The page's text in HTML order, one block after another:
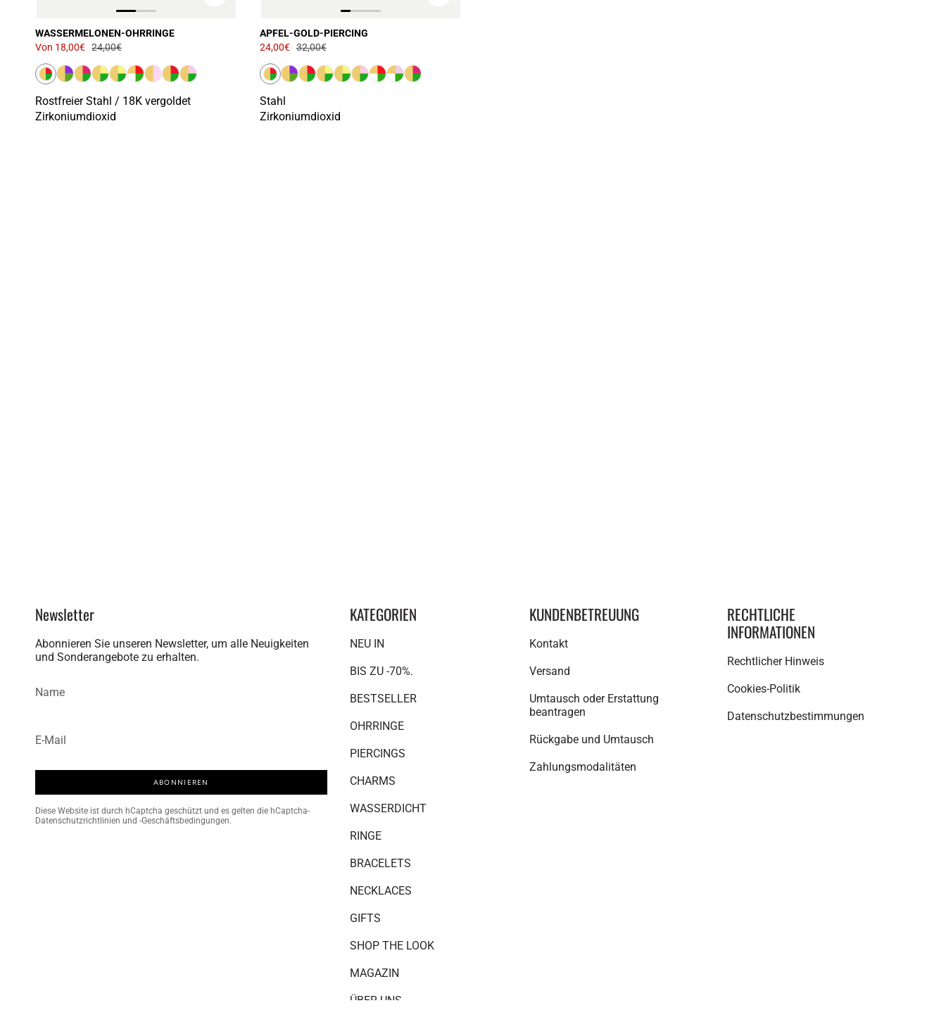
WASSERMELONEN-OHRRINGE
Von 18,00€ 24,00€
Rostfreier Stahl / 18K vergoldet
Zirkoniumdioxid
APFEL-GOLD-PIERCING
24,00€ 32,00€
Stahl
Zirkoniumdioxid
Newsletter
Abonnieren Sie unseren Newsletter, um alle Neuigkeiten
und Sonderangebote zu erhalten.
ABONNIEREN
Diese Website ist durch hCaptcha geschützt und es gelten die hCaptcha-
Datenschutzrichtlinien und -Geschäftsbedingungen.
KATEGORIEN
NEU IN
BIS ZU -70%.
BESTSELLER
OHRRINGE
PIERCINGS
CHARMS
WASSERDICHT
RINGE
BRACELETS
NECKLACES
GIFTS
SHOP THE LOOK
MAGAZIN
ÜBER UNS
KUNDENBETREUUNG
Kontakt
Versand
Umtausch oder Erstattung
beantragen
Rückgabe und Umtausch
Zahlungsmodalitäten
RECHTLICHE
INFORMATIONEN
Rechtlicher Hinweis
Cookies-Politik
Datenschutzbestimmungen